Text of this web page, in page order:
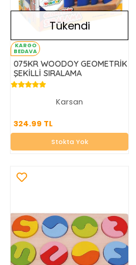
KARGO
BEDAVA
Tükendi
075KR WOODOY GEOMETRİK
ŞEKİLLİ SIRALAMA
Karsan
324.99 TL
324.99 TL
Stokta Yok